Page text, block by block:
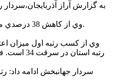
وي از کاهش 38 درصدي متوفيان در تصادفات طي 80 روز گذشته در استان خبر داد و گفت: طي اين مدت 11 درصد کاهش در کل سرقت‌ها و 22 درصد کاهش نيز در سرقت به عنف گزارش شده است.
سردار جهانبخش ادامه داد: